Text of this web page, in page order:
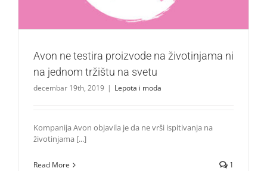
Avon ne testira proizvode na životinjama ni
na jednom tržištu na svetu
decembar 19th, 2019 | Lepota i moda
Kompanija Avon objavila je da ne vrši ispitivanja na
životinjama [...]
Read More 1